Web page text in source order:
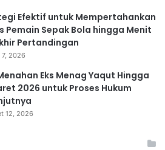
Efektif untuk Mempertahankan
Pemain Sepak Bola hingga Menit
Pertandingan
2026
Eks Menag Yaqut Hingga
2026 untuk Proses Hukum
12, 2026